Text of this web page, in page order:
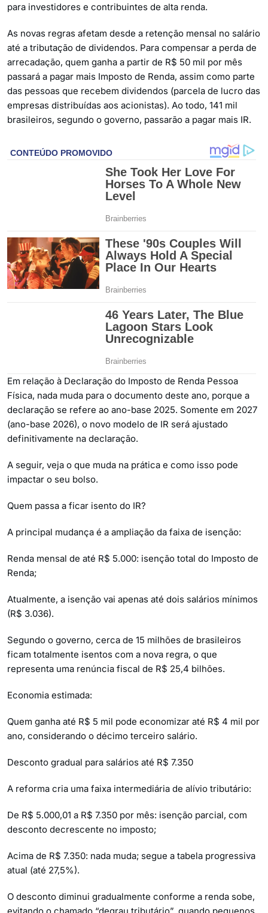
para investidores e contribuintes de alta renda.
As novas regras afetam desde a retenção mensal no salário
até a tributação de dividendos. Para compensar a perda de
arrecadação, quem ganha a partir de R$ 50 mil por mês
passará a pagar mais Imposto de Renda, assim como parte
das pessoas que recebem dividendos (parcela de lucro das
empresas distribuídas aos acionistas). Ao todo, 141 mil
brasileiros, segundo o governo, passarão a pagar mais IR.
Em relação à Declaração do Imposto de Renda Pessoa
Física, nada muda para o documento deste ano, porque a
declaração se refere ao ano-base 2025. Somente em 2027
(ano-base 2026), o novo modelo de IR será ajustado
definitivamente na declaração.
A seguir, veja o que muda na prática e como isso pode
impactar o seu bolso.
Quem passa a ficar isento do IR?
A principal mudança é a ampliação da faixa de isenção:
Renda mensal de até R$ 5.000: isenção total do Imposto de
Renda;
Atualmente, a isenção vai apenas até dois salários mínimos
(R$ 3.036).
Segundo o governo, cerca de 15 milhões de brasileiros
ficam totalmente isentos com a nova regra, o que
representa uma renúncia fiscal de R$ 25,4 bilhões.
Economia estimada:
Quem ganha até R$ 5 mil pode economizar até R$ 4 mil por
ano, considerando o décimo terceiro salário.
Desconto gradual para salários até R$ 7.350
A reforma cria uma faixa intermediária de alívio tributário:
De R$ 5.000,01 a R$ 7.350 por mês: isenção parcial, com
desconto decrescente no imposto;
Acima de R$ 7.350: nada muda; segue a tabela progressiva
atual (até 27,5%).
O desconto diminui gradualmente conforme a renda sobe,
evitando o chamado “degrau tributário”, quando pequenos